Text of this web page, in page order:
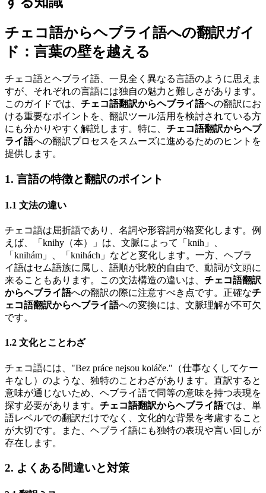
チェコ語からヘブライ語への翻訳ガイ
ド：言葉の壁を越える
チェコ語とヘブライ語、一見全く異なる言語のように思えま
すが、それぞれの言語には独自の魅力と難しさがあります。
このガイドでは、 チェコ語翻訳からヘブライ語への翻訳にお
ける重要なポイントを、翻訳ツール活用を検討されている方
にも分かりやすく解説します。特に、 チェコ語翻訳からヘブ
ライ語への翻訳プロセスをスムーズに進めるためのヒントを
提供します。
1. 言語の特徴と翻訳のポイント
1.1 文法の違い
チェコ語は屈折語であり、名詞や形容詞が格変化します。例
えば、「knihy（本）」は、文脈によって「knih」、
「knihám」、「knihách」などと変化します。一方、ヘブラ
イ語はセム語族に属し、語順が比較的自由で、動詞が文頭に
来ることもあります。この文法構造の違いは、 チェコ語翻訳
からヘブライ語への翻訳の際に注意すべき点です。正確なチ
ェコ語翻訳からヘブライ語への変換には、文脈理解が不可欠
です。
1.2 文化とことわざ
チェコ語には、"Bez práce nejsou koláče."（仕事なくしてケー
キなし）のような、独特のことわざがあります。直訳すると
意味が通じないため、ヘブライ語で同等の意味を持つ表現を
探す必要があります。 チェコ語翻訳からヘブライ語では、単
語レベルでの翻訳だけでなく、文化的な背景を考慮すること
が大切です。また、ヘブライ語にも独特の表現や言い回しが
存在します。
2. よくある間違いと対策